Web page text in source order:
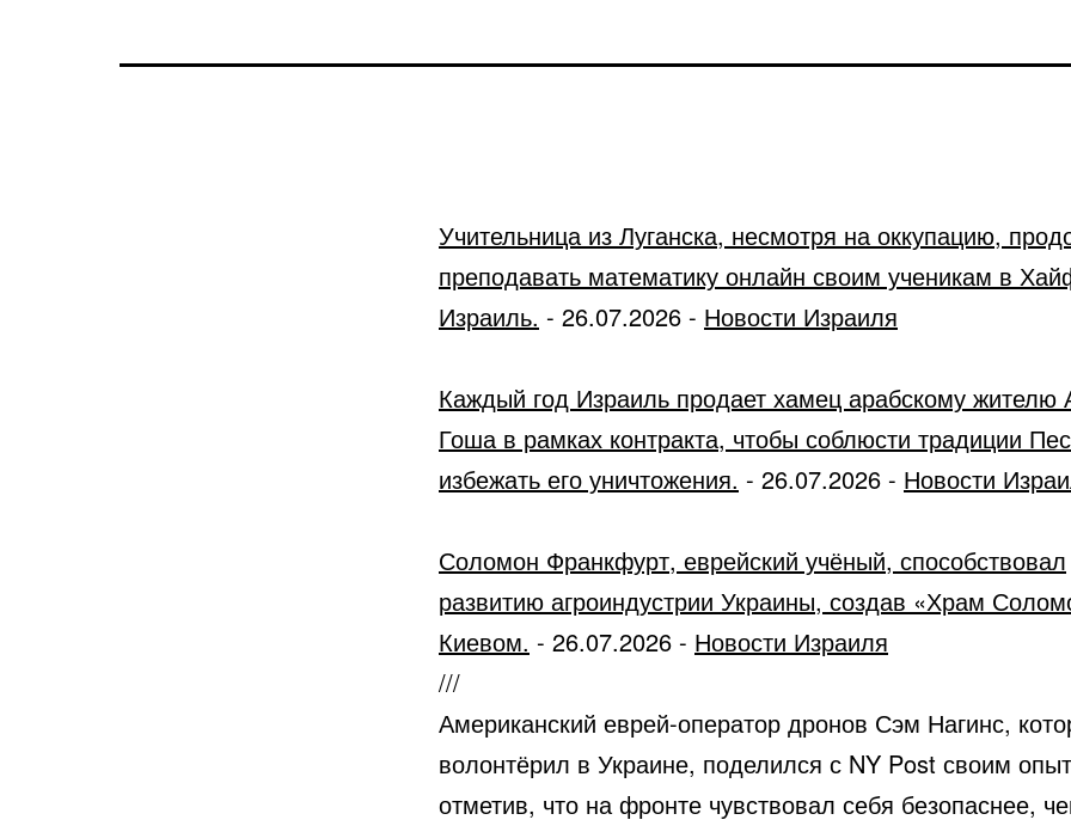
Учительница из Луганска, несмотря на оккупацию,
преподавать математику онлайн своим ученикам в
Израиль. - 26.07.2026 - Новости Израиля
Каждый год Израиль продает хамец арабскому жителю
Гоша в рамках контракта, чтобы соблюсти традиции
избежать его уничтожения. - 26.07.2026 - Новости
Соломон Франкфурт, еврейский учёный, способствовал
развитию агроиндустрии Украины, создав «Храм
Киевом. - 26.07.2026 - Новости Израиля
///
Американский еврей-оператор дронов Сэм Нагинс,
волонтёрил в Украине, поделился с NY Post своим
отметив, что на фронте чувствовал себя безопаснее,